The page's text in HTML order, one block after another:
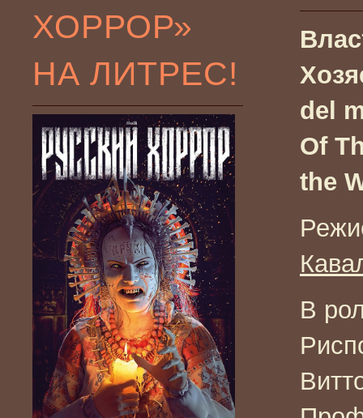
ХОРРОР»
НА ЛИТРЕС!
del
Of
the
В